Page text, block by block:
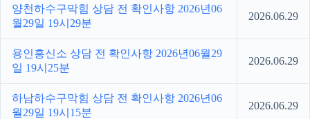
양천하수구막힘 상담 전 확인사항 2026년06
월29일 19시29분
2026.06.29
용인흥신소 상담 전 확인사항 2026년06월29
일 19시25분
2026.06.29
하남하수구막힘 상담 전 확인사항 2026년06
월29일 19시15분
2026.06.29